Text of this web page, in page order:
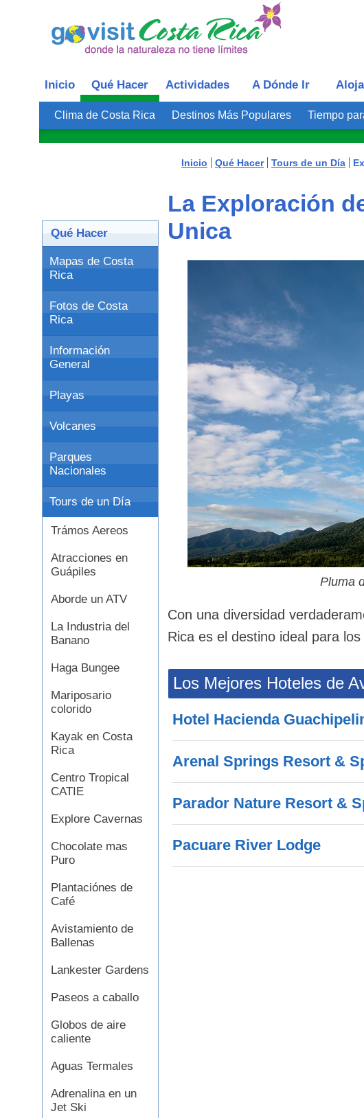
Inicio Qué Hacer Actividades A Dónde Ir
Clima de Costa Rica Destinos Más Populares Tiempo
Qué Hacer
Mapas de Costa
Rica
Fotos de Costa
Rica
Información
General
Playas
Volcanes
Parques
Nacionales
Tours de un Día
Trámos Aereos
Atracciones en
Guápiles
Aborde un ATV
La Industria del
Banano
Haga Bungee
Mariposario
colorido
Kayak en Costa
Rica
Centro Tropical
CATIE
Explore Cavernas
Chocolate mas
Puro
Plantaciónes de
Café
Avistamiento de
Ballenas
Lankester Gardens
Paseos a caballo
Globos de aire
caliente
Aguas Termales
Adrenalina en un
Jet Ski
Inicio Qué Hacer Tours de un Día
La Exploración
Unica
Pluma
Con una diversidad
Rica es el destino ideal para
Los Mejores Hoteles de
Hotel Hacienda
Arenal Springs Resort &
Parador Nature Resort &
Pacuare River Lodge